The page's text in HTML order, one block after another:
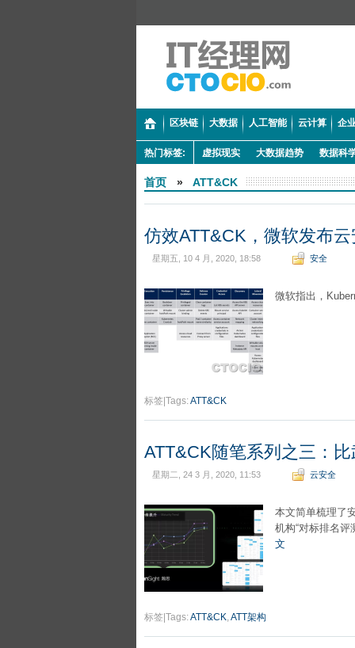
区块链 大数据 人工智能 云计算 企
热门标签: 虚拟现实 大数据趋势 数据科
首页 » ATT&CK
仿效ATT&CK，微软发布
星期五, 10 4 月, 2020, 18:58 安全
微软指出，
标签|Tags:ATT&CK
ATT&CK随笔系列之三：
星期二, 24 3 月, 2020, 11:53 云安全
本文简单梳理了
机构“对标排名评
文
标签|Tags:ATT&CK,ATT架构